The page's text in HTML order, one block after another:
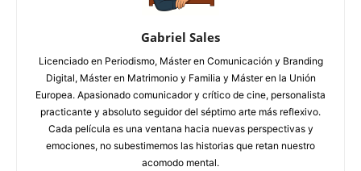
Gabriel Sales
Licenciado en Periodismo, Máster en Comunicación y Branding
Digital, Máster en Matrimonio y Familia y Máster en la Unión
Europea. Apasionado comunicador y crítico de cine, personalista
practicante y absoluto seguidor del séptimo arte más reflexivo.
Cada película es una ventana hacia nuevas perspectivas y
emociones, no subestimemos las historias que retan nuestro
acomodo mental.